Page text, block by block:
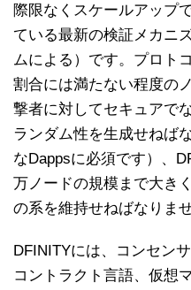
際限なくスケールアップ
ている最新の検証メカニ
ムによる）です。プロト
割合には満たない程度の
撃者に対してセキュアで
ランダム性を生成せねば
なDappsに必須です）、
万ノードの規模まで大き
の系を維持せねばなりませ
DFINITYには、コンセン
コントラクト言語、仮想